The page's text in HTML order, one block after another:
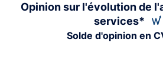
Opinion sur l'évolution de
services*
Solde d'opinion en